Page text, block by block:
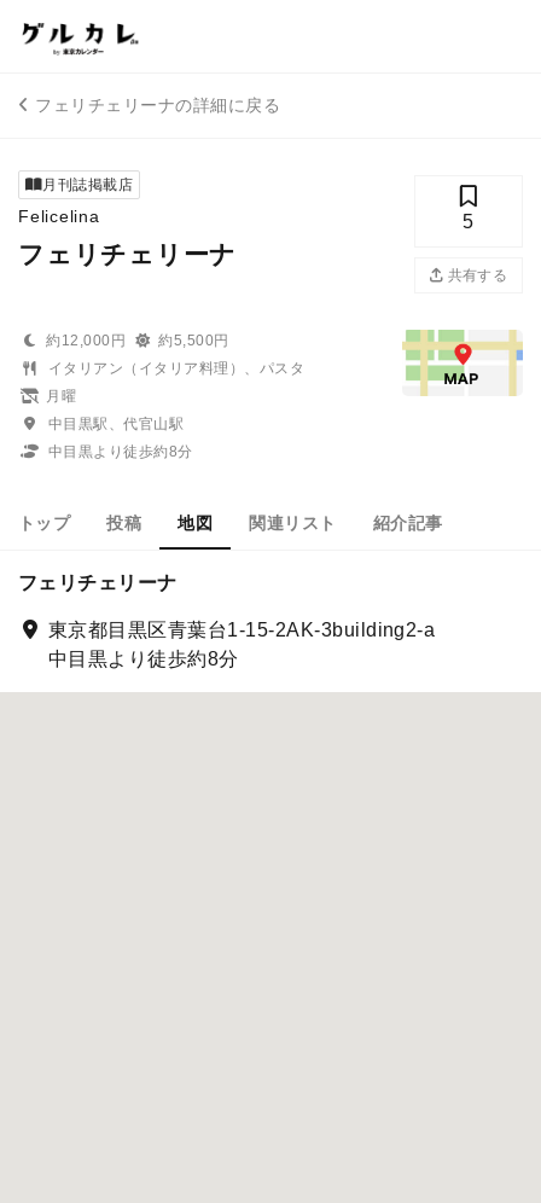
フェリチェリーナの詳細に戻る
月刊誌掲載店
Felicelina
フェリチェリーナ
5
共有する
約12,000円
約5,500円
イタリアン（イタリア料理）、パスタ
月曜
中目黒駅、代官山駅
中目黒より徒歩約8分
トップ 投稿 地図 関連リスト 紹介記事
フェリチェリーナ
東京都目黒区青葉台1-15-2AK-3building2-a
中目黒より徒歩約8分